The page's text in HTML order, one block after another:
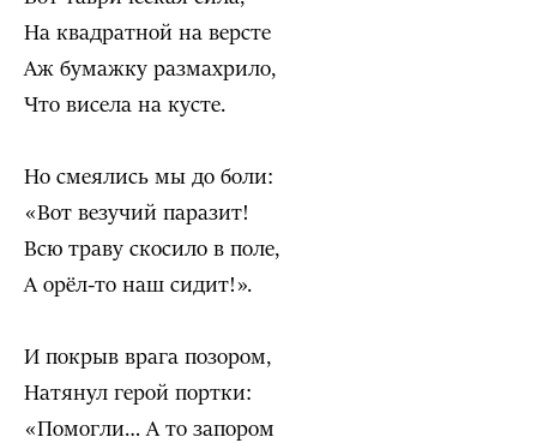
На квадратной на версте
Аж бумажку размахрило,
Что висела на кусте.
Но смеялись мы до боли:
«Вот везучий паразит!
Всю траву скосило в поле,
А орёл-то наш сидит!».
И покрыв врага позором,
Натянул герой портки:
«Помогли… А то запором